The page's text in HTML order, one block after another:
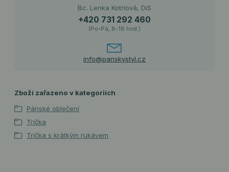
Bc. Lenka Kotrlová, DiS
+420 731 292 460
(Po-Pá, 8-16 hod.)
info@panskystyl.cz
Zboží zařazeno v kategoriích
Pánské oblečení
Trička
Trička s krátkým rukávem